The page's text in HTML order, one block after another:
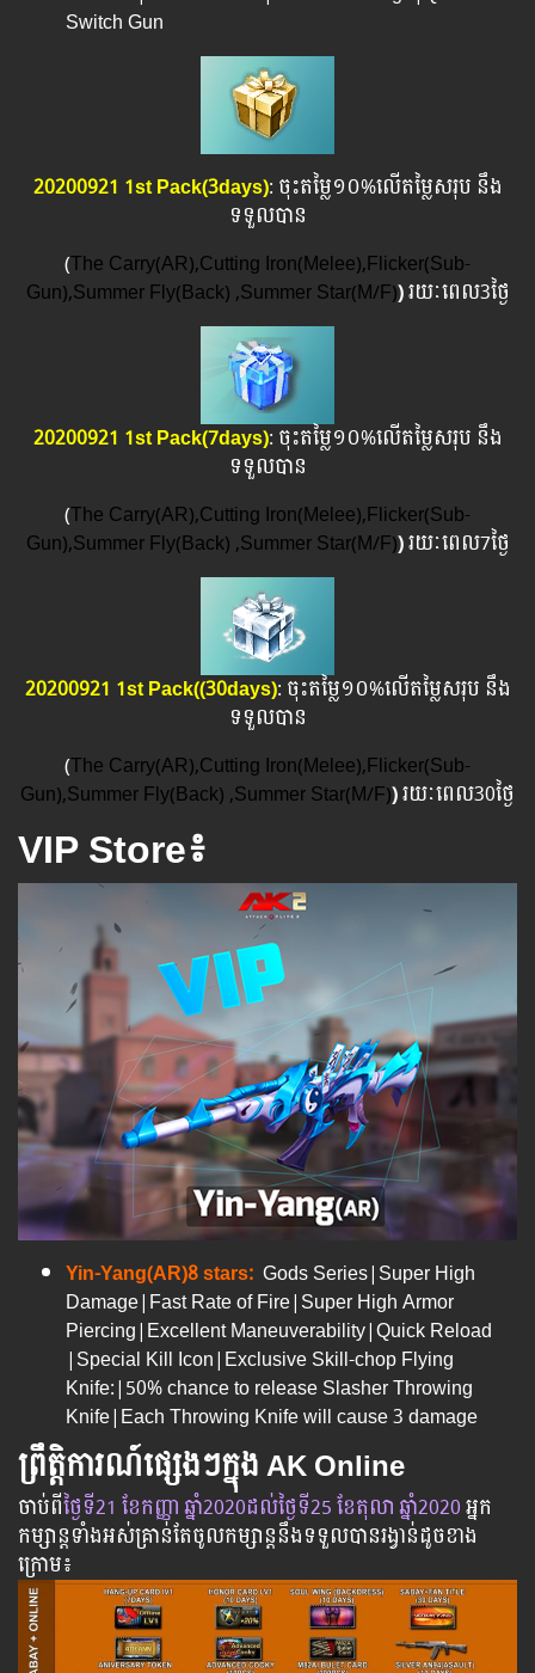
Switch Gun
20200921 1st Pack(3days): ចុះតម្លៃ១០%លើតម្លៃសរុប នឹង
ទទួលបាន
(The Carry(AR),Cutting Iron(Melee),Flicker(Sub-
Gun),Summer Fly(Back) ,Summer Star(M/F))រយៈពេល​3ថ្ងៃ
20200921 1st Pack(7days): ចុះតម្លៃ១០%លើតម្លៃសរុប នឹង
ទទួលបាន
(The Carry(AR),Cutting Iron(Melee),Flicker(Sub-
Gun),Summer Fly(Back) ,Summer Star(M/F))រយៈពេល​​7ថ្ងៃ
20200921 1st Pack((30days): ចុះតម្លៃ១០%លើតម្លៃសរុប នឹង
ទទួលបាន
(The Carry(AR),Cutting Iron(Melee),Flicker(Sub-
Gun),Summer Fly(Back) ,Summer Star(M/F))រយៈពេល​​30ថ្ងៃ
VIP Store៖
Yin-Yang(AR)8 stars: Gods Series|Super High
Damage|Fast Rate of Fire|Super High Armor
Piercing|Excellent Maneuverability|Quick Reload
|Special Kill Icon|Exclusive Skill-chop Flying
Knife:|50% chance to release Slasher Throwing
Knife|Each Throwing Knife will cause 3 damage
ព្រឹត្តិការណ៍ផ្សេងៗក្នុង AK Online
ចាប់​ពី​ថ្ងៃ​ទី21 ខែកញ្ញា​ ឆ្នាំ2020ដល់​ថ្ងៃ​ទី25 ខែតុលា​ ឆ្នាំ2020អ្នក​
កម្សាន្ដ​ទាំងអស់​គ្រាន់​តែ​ចូល​កម្សាន្ដ​នឹង​ទទួល​បាន​រង្វាន់​ដូចខាង
ក្រោម​៖